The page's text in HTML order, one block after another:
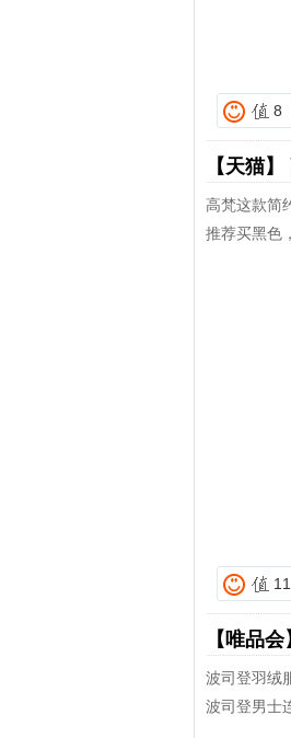
8
【天猫】
高梵这款简
推荐买黑色
11
【唯品会
波司登羽绒
波司登男士